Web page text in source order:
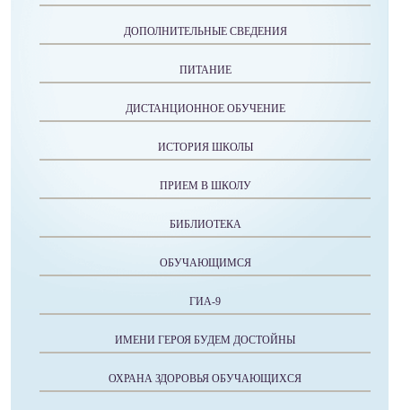
ДОПОЛНИТЕЛЬНЫЕ СВЕДЕНИЯ
ПИТАНИЕ
ДИСТАНЦИОННОЕ ОБУЧЕНИЕ
ИСТОРИЯ ШКОЛЫ
ПРИЕМ В ШКОЛУ
БИБЛИОТЕКА
ОБУЧАЮЩИМСЯ
ГИА-9
ИМЕНИ ГЕРОЯ БУДЕМ ДОСТОЙНЫ
ОХРАНА ЗДОРОВЬЯ ОБУЧАЮЩИХСЯ